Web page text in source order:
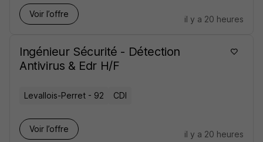
Voir l’offre
il y a 20 heures
Ingénieur Sécurité - Détection
Antivirus & Edr H/F
Levallois-Perret - 92 CDI
Voir l’offre
il y a 20 heures